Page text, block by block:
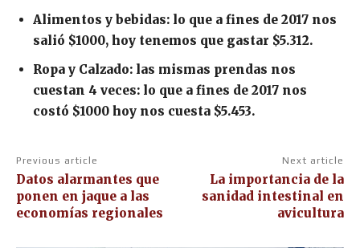
Alimentos y bebidas: lo que a fines de 2017 nos
salió $1000, hoy tenemos que gastar $5.312.
Ropa y Calzado: las mismas prendas nos
cuestan 4 veces: lo que a fines de 2017 nos
costó $1000 hoy nos cuesta $5.453.
Previous article
Datos alarmantes que
ponen en jaque a las
economías regionales
Next article
La importancia de la
sanidad intestinal en
avicultura